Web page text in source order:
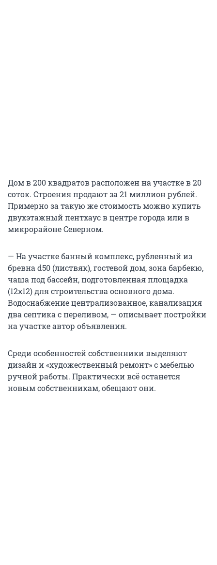
Дом в 200 квадратов расположен на участке в 20
соток. Строения продают за 21 миллион рублей.
Примерно за такую же стоимость можно купить
двухэтажный пентхаус в центре города или в
микрорайоне Северном.
— На участке банный комплекс, рубленный из
бревна d50 (листвяк), гостевой дом, зона барбекю,
чаша под бассейн, подготовленная площадка
(12х12) для строительства основного дома.
Водоснабжение централизованное, канализация
два септика с переливом, — описывает постройки
на участке автор объявления.
Среди особенностей собственники выделяют
дизайн и «художественный ремонт» с мебелью
ручной работы. Практически всё останется
новым собственникам, обещают они.